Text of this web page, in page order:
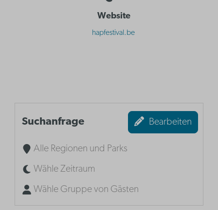
Website
hapfestival.be
Suchanfrage Bearbeiten
Alle Regionen und Parks
Wähle Zeitraum
Wähle Gruppe von Gästen